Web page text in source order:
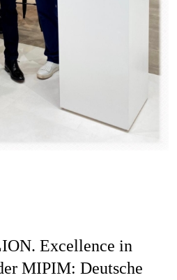
Excellence in
MIPIM: Deutsche